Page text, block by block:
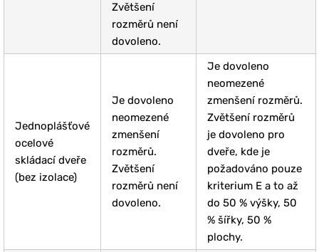
Zvětšení
rozměrů není
dovoleno.
Jednoplášťové
ocelové
skládací dveře
(bez izolace)
Je dovoleno
neomezené
zmenšení
rozměrů.
Zvětšení
rozměrů není
dovoleno.
Je dovoleno
neomezené
zmenšení rozměrů.
Zvětšení rozměrů
je dovoleno pro
dveře, kde je
požadováno pouze
kriterium E a to až
do 50 % výšky, 50
% šířky, 50 %
plochy.